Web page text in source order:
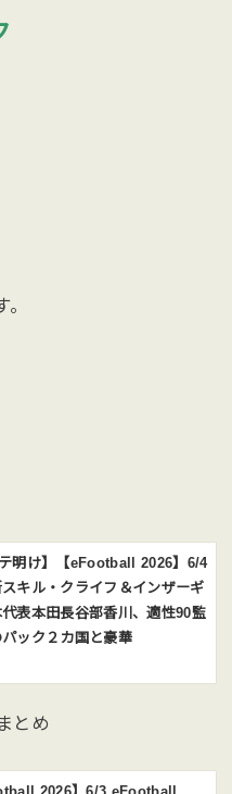
テ明け】【eFootball 2026】6/4
キル・クライフ＆インザーギ
表本田長谷部香川、適性90監
ック２カ国と豪華
とめ